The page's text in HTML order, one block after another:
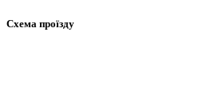
Схема проїзду